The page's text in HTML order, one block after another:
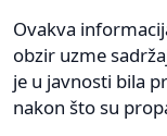
Ovakva
obzir uzme
je u javnosti bila
nakon što su